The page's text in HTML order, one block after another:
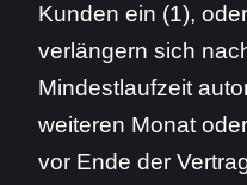
Kunden ein (1),
verlängern sich
Mindestlaufzeit
weiteren Monat
vor Ende der